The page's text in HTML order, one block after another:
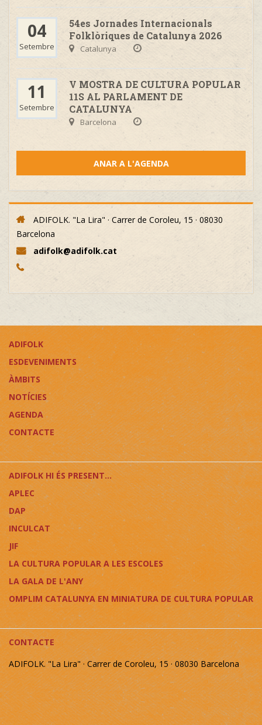
04
Setembre
54es Jornades Internacionals
Folklòriques de Catalunya 2026
Catalunya
11
Setembre
V MOSTRA DE CULTURA POPULAR
11S AL PARLAMENT DE
CATALUNYA
Barcelona
ANAR A L'AGENDA
ADIFOLK. "La Lira" · Carrer de Coroleu, 15 · 08030
Barcelona
adifolk@adifolk.cat
ADIFOLK
ESDEVENIMENTS
ÀMBITS
NOTÍCIES
AGENDA
CONTACTE
ADIFOLK HI ÉS PRESENT...
APLEC
DAP
INCULCAT
JIF
LA CULTURA POPULAR A LES ESCOLES
LA GALA DE L'ANY
OMPLIM CATALUNYA EN MINIATURA DE CULTURA POPULAR
CONTACTE
ADIFOLK. "La Lira" · Carrer de Coroleu, 15 · 08030 Barcelona